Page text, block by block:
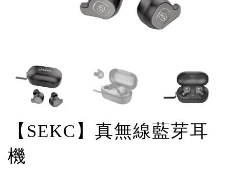
【SEKC】真無線藍芽耳
機